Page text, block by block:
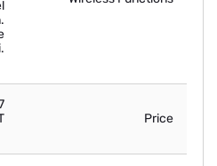
Price